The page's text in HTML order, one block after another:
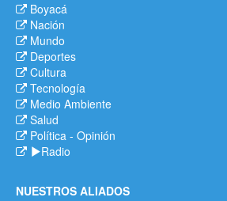
Boyacá
Nación
Mundo
Deportes
Cultura
Tecnología
Medio Ambiente
Salud
Política - Opinión
Radio
NUESTROS ALIADOS